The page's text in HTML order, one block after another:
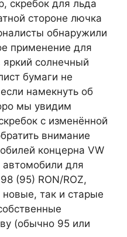
скребок для льда
стороне лючка
обнаружили
применение для
солнечный
бумаги не
намекнуть об
мы увидим
с изменённой
внимание
концерна VW
для
(95) RON/ROZ,
так и старые
(обычно 95 или